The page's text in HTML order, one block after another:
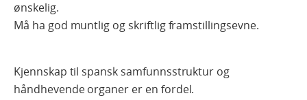
ønskelig.
Må ha god muntlig og skriftlig framstillingsevne.
Kjennskap til spansk samfunnsstruktur og
håndhevende organer er en fordel.